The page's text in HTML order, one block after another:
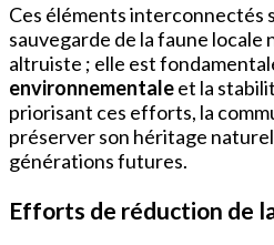
Ces éléments interconnectés
sauvegarde de la faune locale
altruiste ; elle est
environnementaleet la
priorisant ces efforts, la
préserver son héritage
générations futures.
Efforts de réduction de